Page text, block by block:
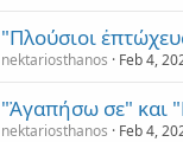
"Πλούσιοι
nektariosthanos Feb 4,
"Ἀγαπήσω σε" και
nektariosthanos Feb 4,